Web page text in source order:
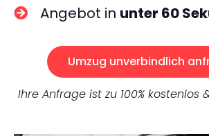
Angebot in unter 60
Umzug unverbindlich
Ihre Anfrage ist zu 100% kostenlos